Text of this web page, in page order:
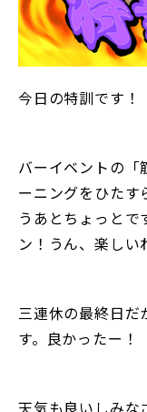
今日の特訓です！
バーイベントの「
ーニングをひたす
うあとちょっと
ン！うん、楽しい
三連休の最終日だ
す。良かったー！